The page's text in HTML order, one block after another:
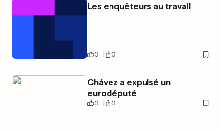
Les enquêteurs au travail
0 0
Chávez a expulsé un
eurodéputé
0 0